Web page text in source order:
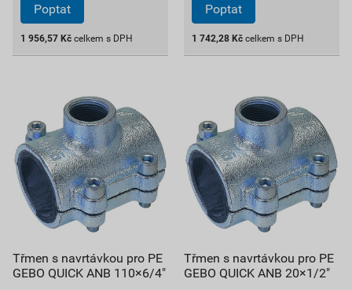
Poptat
1 956,57 Kč celkem s DPH
Poptat
1 742,28 Kč celkem s DPH
Třmen s navrtávkou pro PE
GEBO QUICK ANB 110×6/4"
Třmen s navrtávkou pro PE
GEBO QUICK ANB 20×1/2"